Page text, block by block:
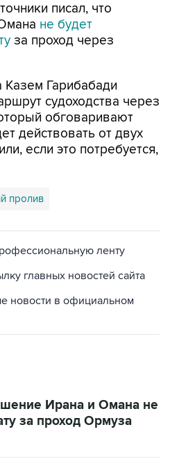
писал, что
не будет
за проход через
Гарибабади
судоходства через
обговаривают
действовать от двух
если это потребуется,
пролив
ленту
главных новостей сайта
новости в официальном
Ирана и Омана не
за проход Ормуза